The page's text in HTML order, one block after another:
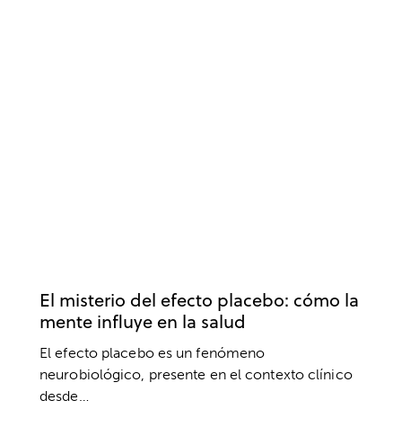
El misterio del efecto placebo: cómo la
mente influye en la salud
El efecto placebo es un fenómeno
neurobiológico, presente en el contexto clínico
desde…